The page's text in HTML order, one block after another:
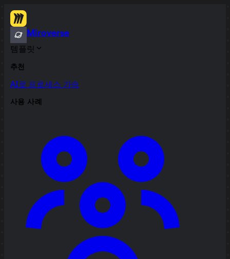
Miroverse
템플릿
추천
AI로 프로세스 가속
사용 사례